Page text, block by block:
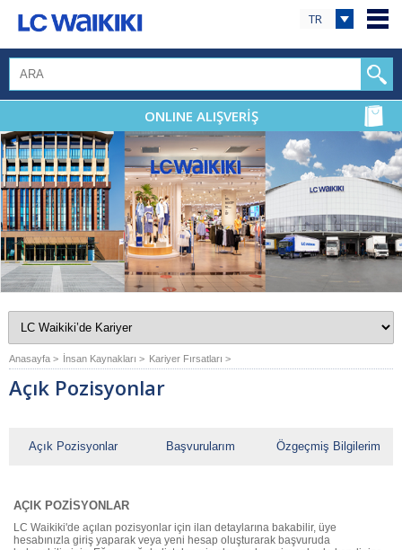
TR
ONLINE ALIŞVERİŞ
Anasayfa > İnsan Kaynakları > Kariyer Fırsatları >
Açık Pozisyonlar